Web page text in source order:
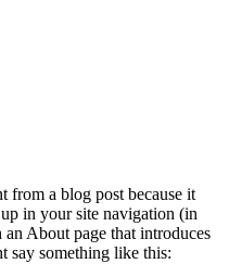
from a blog post because it
in your site navigation (in
About page that introduces
say something like this: